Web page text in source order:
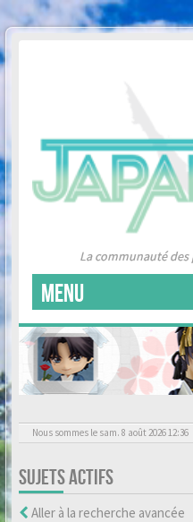
La communauté des
MENU
Nous sommes le sam. 8 août 2026 12:36
SUJETS ACTIFS
Aller à la recherche avancée